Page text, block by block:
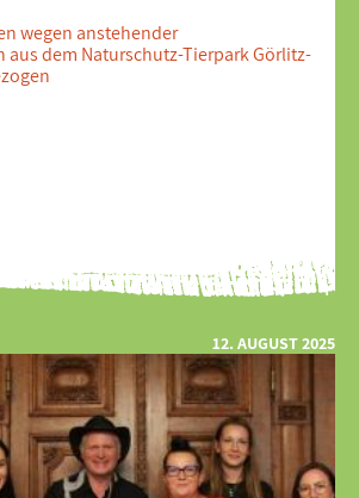
wegen anstehender
aus dem Naturschutz-Tierpark Görlitz-
12. AUGUST 2025